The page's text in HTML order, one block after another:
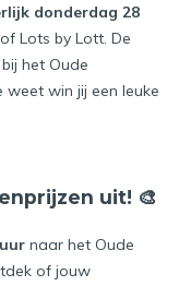
donderdag 28
Lots by Lott. De
het Oude
weet win jij een leuke
uit! 🎨
naar het Oude
of jouw